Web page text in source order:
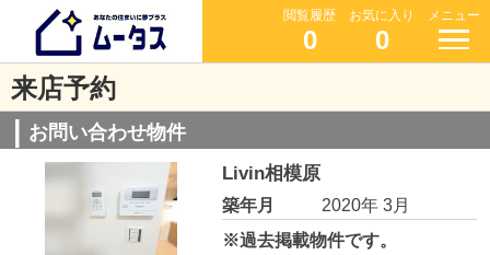
閲覧履歴
0
お気に入り
0
メニュー
来店予約
お問い合わせ物件
Livin相模原
築年月
2020年 3月
※過去掲載物件です。